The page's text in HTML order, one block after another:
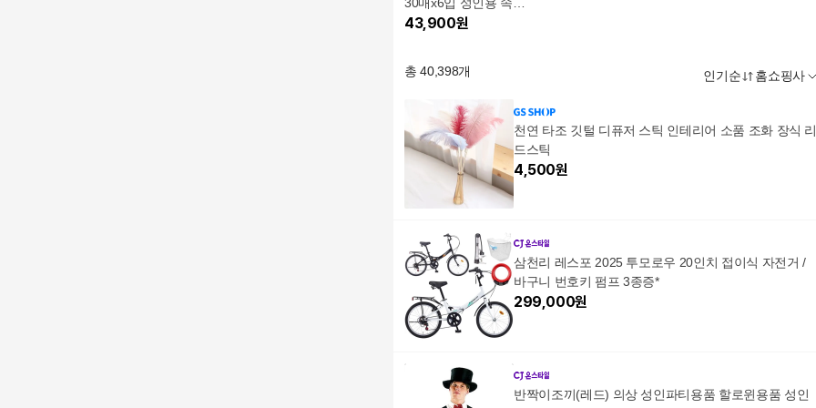
저귀
43,900원
총40,398개 인기순 홈쇼핑사
천연 타조 깃털 디퓨저 스틱 인테리어 소품 조화 장식
드스틱
4,500원
삼천리 레스포 2025 투모로우 20인치 접이식 자전거 /
바구니 번호키 펌프 3종증*
299,000원
반짝이조끼(레드) 의상 성인파티용품 할로윈용품 성인